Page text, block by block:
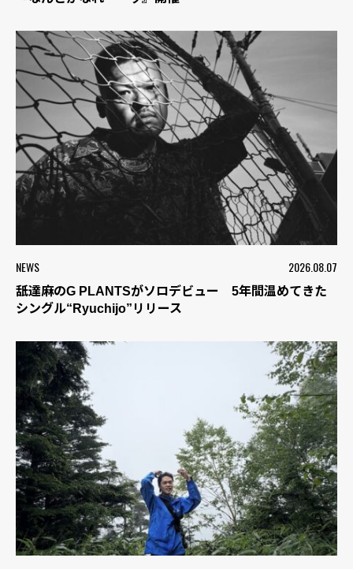
NEWS 2026.08.07
舐達麻のG PLANTSがソロデビュー 5年間温めてきた
シングル“Ryuchijo”リリース